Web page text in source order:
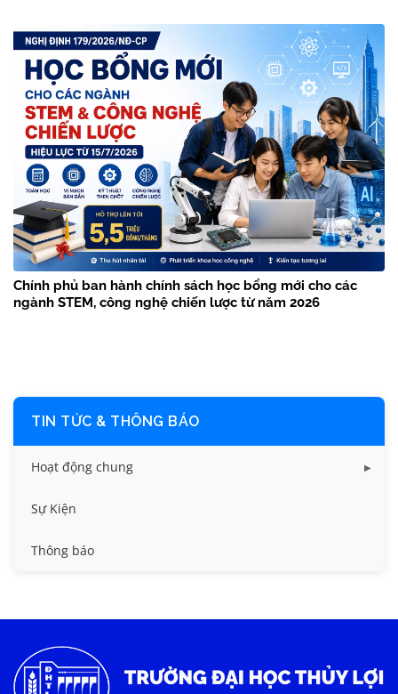
Chính phủ ban hành chính sách học bổng mới cho các
ngành STEM, công nghệ chiến lược từ năm 2026
TIN TỨC & THÔNG BÁO
Hoạt động chung
Tin công tác sinh viên
Tin đào tạo
Tin tức chung
Sự Kiện
Thông báo